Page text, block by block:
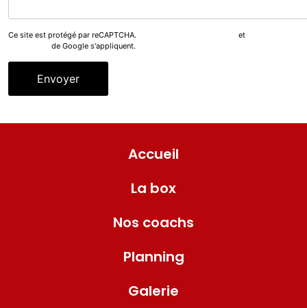
Ce site est protégé par reCAPTCHA. et
de Google s'appliquent.
Accueil
La box
Nos coachs
Planning
Galerie